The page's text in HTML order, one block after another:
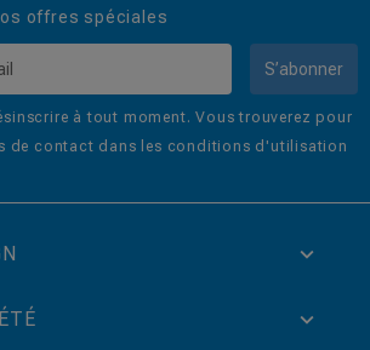
offres spéciales
S’abonner
à tout moment. Vous trouverez pour
de contact dans les conditions d'utilisation